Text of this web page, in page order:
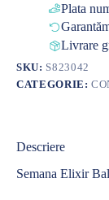
Plata
Livrare
SKU: S823042
CATEGORIE:
Descriere
Semana Elixir